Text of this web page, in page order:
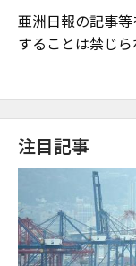
亜洲日報の記事
することは禁じら
注目記事